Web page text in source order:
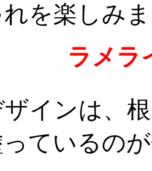
を楽しみ
ラメラ
インは、
っているの